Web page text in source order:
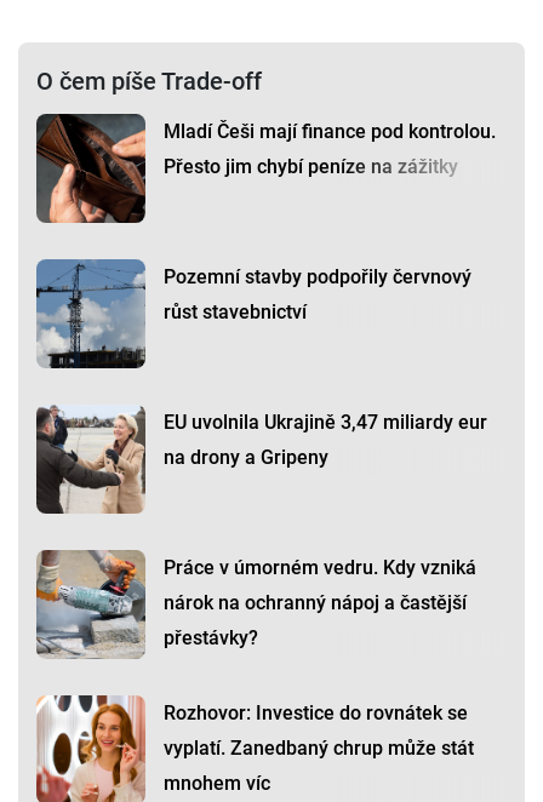
O čem píše Trade-off
Mladí Češi mají finance pod kontrolou.
Přesto jim chybí peníze na zážitky
Pozemní stavby podpořily červnový
růst stavebnictví
EU uvolnila Ukrajině 3,47 miliardy eur
na drony a Gripeny
Práce v úmorném vedru. Kdy vzniká
nárok na ochranný nápoj a častější
přestávky?
Rozhovor: Investice do rovnátek se
vyplatí. Zanedbaný chrup může stát
mnohem víc